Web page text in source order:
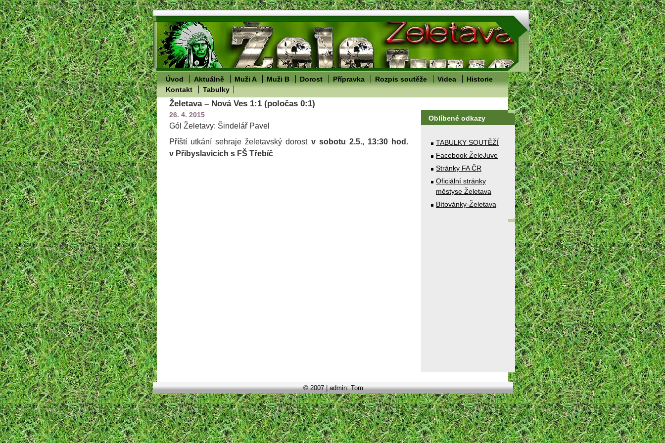
Úvod Aktuálně Muži A Muži B Dorost Přípravka Rozpis soutěže Videa
Historie
Kontakt
Tabulky
Oblíbené odkazy
TABULKY SOUTĚŽÍ
Facebook ŽeleJuve
Stránky FA ČR
Oficiální stránky
městyse Želetava
Bítovánky-Želetava
Želetava – Nová Ves 1:1 (poločas 0:1)
26. 4. 2015
Gól Želetavy: Šindelář Pavel
Příští utkání sehraje želetavský dorost v sobotu 2.5., 13:30 hod.
v Přibyslavicích s FŠ Třebíč
© 2007 | admin: Tom